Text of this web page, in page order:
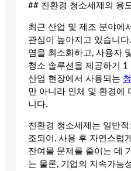
## 친환경 청소세제의 용
최근 산업 및 제조 분야에
관심이 높아지고 있습니다.
염을 최소화하고, 사용자
청소 솔루션을 제공하기
산업 현장에서 사용되는
만 아니라 인체 및 환경에
니다.
친환경 청소세제는 일반
조되어, 사용 후 자연스럽
잔여물 문제를 줄이는 데
는 물론, 기업의 지속가능